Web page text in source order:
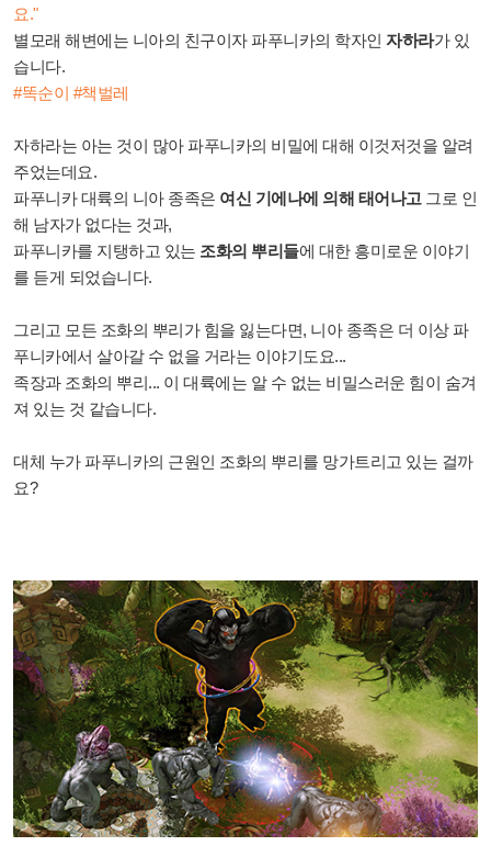
요."
별모래 해변에는 니아의 친구이자 파푸니카의 학자인 자하라가 있
습니다.
#똑순이 #책벌레
자하라는 아는 것이 많아 파푸니카의 비밀에 대해 이것저것을 알려
주었는데요.
파푸니카 대륙의 니아 종족은 여신 기에나에 의해 태어나고 그로 인
해 남자가 없다는 것과,
파푸니카를 지탱하고 있는 조화의 뿌리들에 대한 흥미로운 이야기
를 듣게 되었습니다.
그리고 모든 조화의 뿌리가 힘을 잃는다면, 니아 종족은 더 이상 파
푸니카에서 살아갈 수 없을 거라는 이야기도요...
족장과 조화의 뿌리... 이 대륙에는 알 수 없는 비밀스러운 힘이 숨겨
져 있는 것 같습니다.
대체 누가 파푸니카의 근원인 조화의 뿌리를 망가트리고 있는 걸까
요?